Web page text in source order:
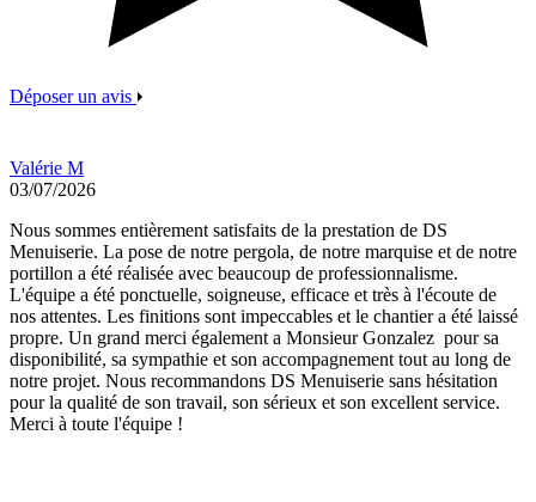
Déposer un avis
Valérie M
03/07/2026
Nous sommes entièrement satisfaits de la prestation de DS
Menuiserie. La pose de notre pergola, de notre marquise et de notre
portillon a été réalisée avec beaucoup de professionnalisme.
L'équipe a été ponctuelle, soigneuse, efficace et très à l'écoute de
nos attentes. Les finitions sont impeccables et le chantier a été laissé
propre. Un grand merci également a Monsieur Gonzalez pour sa
disponibilité, sa sympathie et son accompagnement tout au long de
notre projet. Nous recommandons DS Menuiserie sans hésitation
pour la qualité de son travail, son sérieux et son excellent service.
Merci à toute l'équipe !